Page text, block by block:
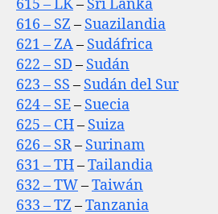
615 – LK– Sri Lanka
616 – SZ – Suazilandia
621 – ZA– Sudáfrica
622 – SD – Sudán
623 – SS – Sudán del Sur
624 – SE– Suecia
625 – CH– Suiza
626 – SR– Surinam
631 – TH–Tailandia
632 – TW–Taiwán
633 – TZ –Tanzania